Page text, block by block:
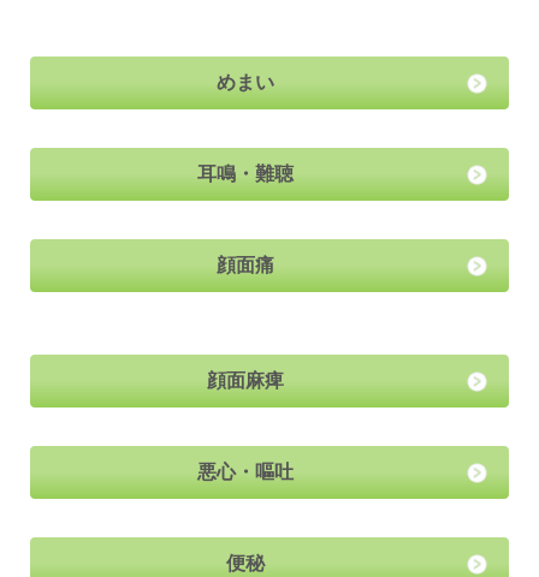
めまい
耳鳴・難聴
顔面痛
顔面麻痺
悪心・嘔吐
便秘